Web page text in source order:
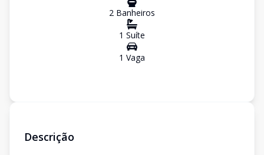
2 Banheiros
1 Suíte
1 Vaga
Descrição